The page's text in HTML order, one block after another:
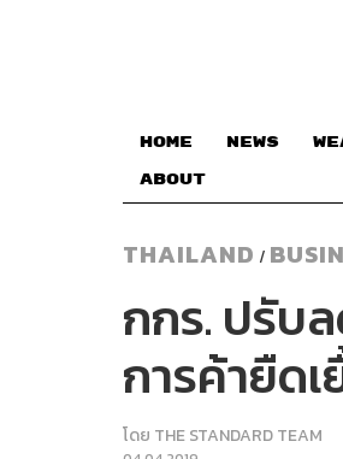
HOME NEWS
ABOUT
THAILAND /
กกร. ปรับ
การค้ายืด
โดย THE STANDARD TEAM